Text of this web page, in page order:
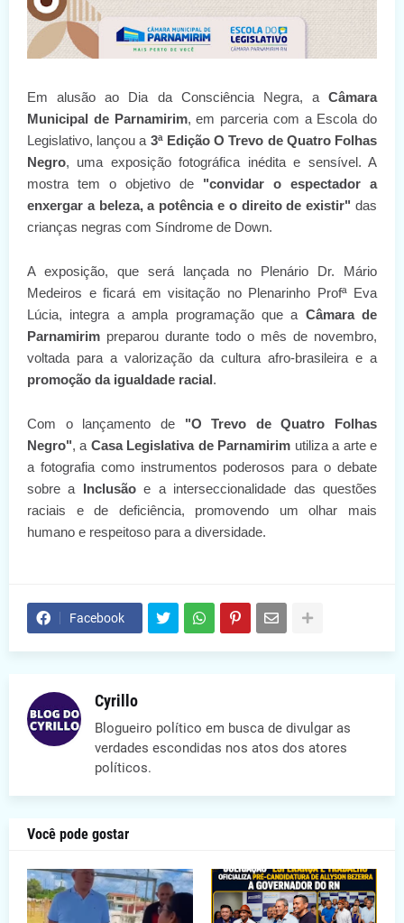
Em alusão ao Dia da Consciência Negra, a Câmara
Municipal de Parnamirim, em parceria com a Escola do
Legislativo, lançou a 3ª Edição O Trevo de Quatro Folhas
Negro, uma exposição fotográfica inédita e sensível. A
mostra tem o objetivo de "convidar o espectador a
enxergar a beleza, a potência e o direito de existir" das
crianças negras com Síndrome de Down.
A exposição, que será lançada no Plenário Dr. Mário
Medeiros e ficará em visitação no Plenarinho Profª Eva
Lúcia, integra a ampla programação que a Câmara de
Parnamirim preparou durante todo o mês de novembro,
voltada para a valorização da cultura afro-brasileira e a
promoção da igualdade racial.
Com o lançamento de "O Trevo de Quatro Folhas
Negro", a Casa Legislativa de Parnamirim utiliza a arte e
a fotografia como instrumentos poderosos para o debate
sobre a Inclusãoe a interseccionalidade das questões
raciais e de deficiência, promovendo um olhar mais
humano e respeitoso para a diversidade.
Facebook
Cyrillo
Blogueiro político em busca de divulgar as
verdades escondidas nos atos dos atores
políticos.
Você pode gostar